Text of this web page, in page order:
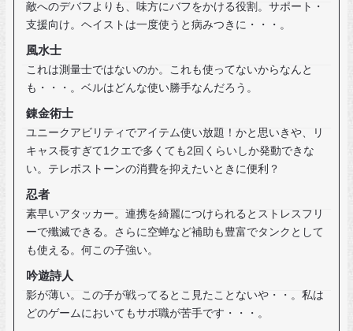
敵へのデバフよりも、味方にバフをかける役割。サポート・
支援向け。ヘイストは一度使うと病みつきに・・・。
風水士
これは測量士ではないのか。これも使ってないからなんと
も・・・。ベルはどんな使い勝手なんだろう。
錬金術士
ユニークアビリティでアイテム使い放題！かと思いきや、リ
キャス長すぎて1クエで多くても2回くらいしか発動できな
い。テレポストーンの消費を抑えたいときに便利？
忍者
素早いアタッカー。連携を綺麗につけられるとストレスフリ
ーで殲滅できる。さらに空蝉など補助も豊富でタンクとして
も使える。何この子強い。
吟遊詩人
影が薄い。この子が戦ってるとこ見たことないや・・。私は
どのゲームにおいてもサポ職が苦手です・・・。